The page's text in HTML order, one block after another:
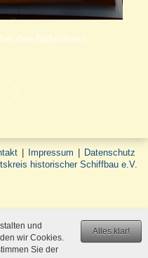
den Bildautoren
Impressum
Datenschutz
historischer Schiffbau e.V.
Alles klar!
und
wir Cookies.
Sie der